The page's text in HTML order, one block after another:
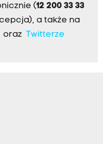
(12 200 33 33
a także na
Twitterze